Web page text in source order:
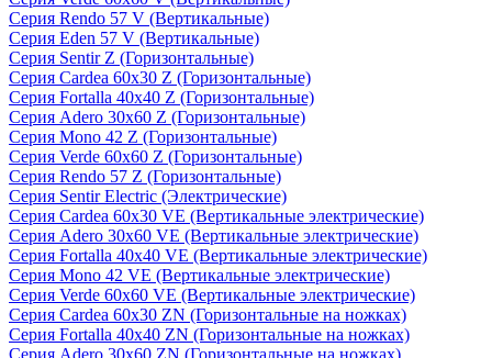
Серия Rendo 57 V (Вертикальные)
Серия Eden 57 V (Вертикальные)
Серия Sentir Z (Горизонтальные)
Серия Cardea 60х30 Z (Горизонтальные)
Серия Fortalla 40х40 Z (Горизонтальные)
Серия Adero 30х60 Z (Горизонтальные)
Серия Mono 42 Z (Горизонтальные)
Серия Verde 60х60 Z (Горизонтальные)
Серия Rendo 57 Z (Горизонтальные)
Серия Sentir Electric (Электрические)
Серия Cardea 60х30 VE (Вертикальные электрические)
Серия Adero 30х60 VE (Вертикальные электрические)
Серия Fortalla 40х40 VE (Вертикальные электрические)
Серия Mono 42 VE (Вертикальные электрические)
Серия Verde 60х60 VE (Вертикальные электрические)
Серия Cardea 60х30 ZN (Горизонтальные на ножках)
Серия Fortalla 40х40 ZN (Горизонтальные на ножках)